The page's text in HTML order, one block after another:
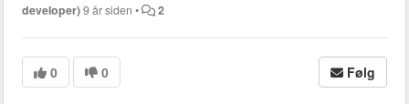
developer)9 år siden • 2
0 0 Følg